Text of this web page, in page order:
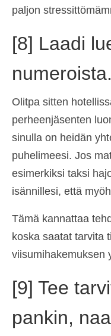
paljon
[8] Laadi
numeroista.
Olitpa sitten
perheenjäsenten
sinulla on heidän
puhelimeesi. Jos
esimerkiksi taksi
isännillesi, että
Tämä kannattaa
koska saatat tarvita
viisumihakemuksen
[9] Tee
pankin,